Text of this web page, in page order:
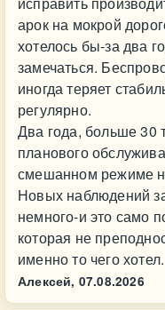
арок на мокрой
хотелось бы-за два
замечаться.
иногда теряет
регулярно.
Два года, больше 30
планового
смешанном режиме
Новых наблюдений
немного-и это само
которая не
именно то чего хотел.
Алексей, 07.08.2026